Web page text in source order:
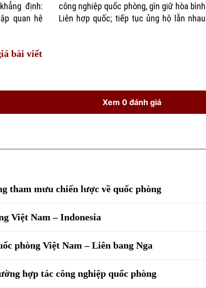
định:
quan hệ
công nghiệp quốc phòng, gìn giữ hòa bình
Liên hợp quốc; tiếp tục ủng hộ lẫn nhau
bài viết
Xem 0 đánh giá
tham mưu chiến lược về quốc phòng
Việt Nam – Indonesia
phòng Việt Nam – Liên bang Nga
hợp tác công nghiệp quốc phòng